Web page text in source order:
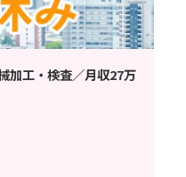
加工・検査／月収27万